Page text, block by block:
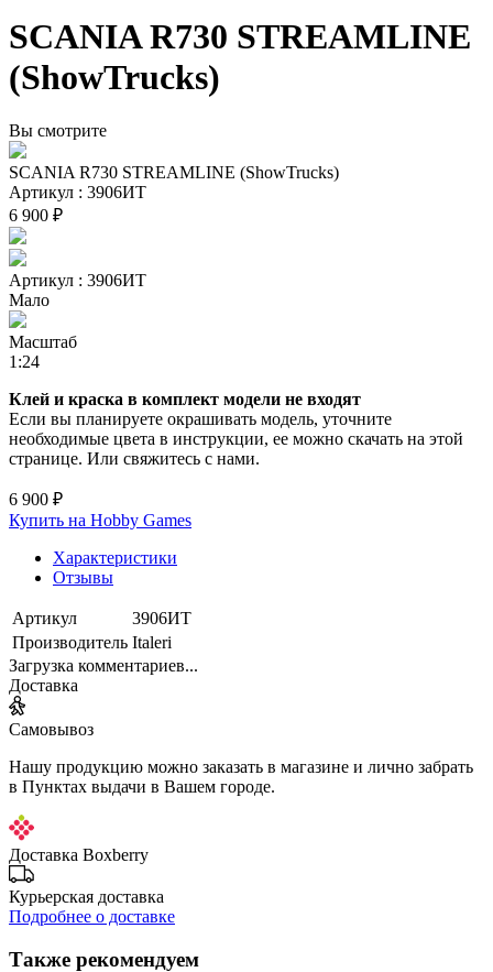
SCANIA R730 STREAMLINE
(ShowTrucks)
Вы смотрите
SCANIA R730 STREAMLINE (ShowTrucks)
Артикул : 3906ИТ
6 900 ₽
Артикул : 3906ИТ
Мало
Масштаб
1:24
Клей и краска в комплект модели не входят
Если вы планируете окрашивать модель, уточните
необходимые цвета в инструкции, ее можно скачать на этой
странице. Или свяжитесь с нами.
6 900 ₽
Купить на Hobby Games
Характеристики
Отзывы
Артикул
3906ИТ
Производитель Italeri
Загрузка комментариев...
Доставка
Самовывоз
Нашу продукцию можно заказать в магазине и лично забрать
в Пунктах выдачи в Вашем городе.
Доставка Boxberry
Курьерская доставка
Подробнее о доставке
Также рекомендуем